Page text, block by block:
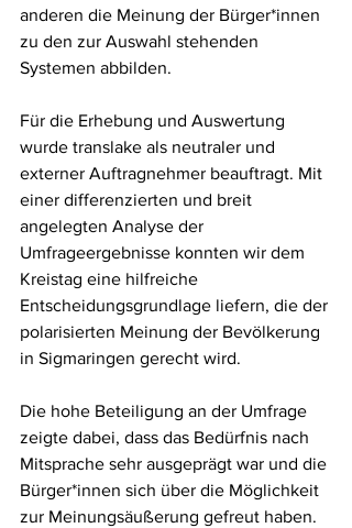
anderen die Meinung der Bürger*innen
zu den zur Auswahl stehenden
Systemen abbilden.
Für die Erhebung und Auswertung
wurde translake als neutraler und
externer Auftragnehmer beauftragt. Mit
einer differenzierten und breit
angelegten Analyse der
Umfrageergebnisse konnten wir dem
Kreistag eine hilfreiche
Entscheidungsgrundlage liefern, die der
polarisierten Meinung der Bevölkerung
in Sigmaringen gerecht wird.
Die hohe Beteiligung an der Umfrage
zeigte dabei, dass das Bedürfnis nach
Mitsprache sehr ausgeprägt war und die
Bürger*innen sich über die Möglichkeit
zur Meinungsäußerung gefreut haben.